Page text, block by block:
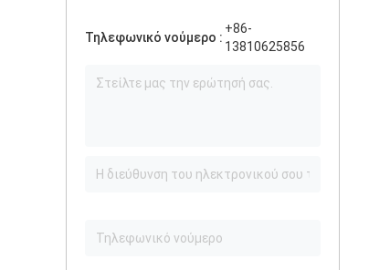
Τηλεφωνικό νούμερο :
+86-
13810625856